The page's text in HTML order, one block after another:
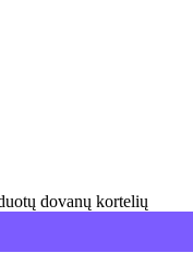
dovanų kortelių